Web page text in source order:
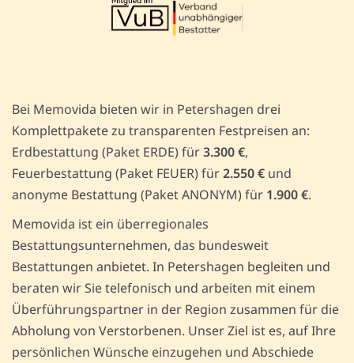
Bei Memovida bieten wir in Petershagen drei
Komplettpakete zu transparenten Festpreisen an:
Erdbestattung (Paket ERDE) für3.300 €,
Feuerbestattung (Paket FEUER) für2.550 € und
anonyme Bestattung (Paket ANONYM) für 1.900 €.
Memovida ist ein überregionales
Bestattungsunternehmen, das bundesweit
Bestattungen anbietet. In Petershagen begleiten und
beraten wir Sie telefonisch und arbeiten mit einem
Überführungspartner in der Region zusammen für die
Abholung von Verstorbenen. Unser Ziel ist es, auf Ihre
persönlichen Wünsche einzugehen und Abschiede